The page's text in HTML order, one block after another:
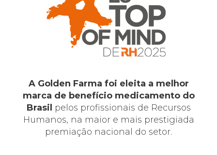
A Golden Farma foi eleita a melhor
marca de benefício medicamento do
Brasil pelos profissionais de Recursos
Humanos, na maior e mais prestigiada
premiação nacional do setor.